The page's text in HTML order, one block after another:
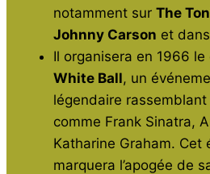
notamment sur The
Johnny Carson et dans
Il organisera en 1966 le
White Ball, un
légendaire
comme Frank Sinatra,
Katharine Graham. Cet
marquera l’apogée de